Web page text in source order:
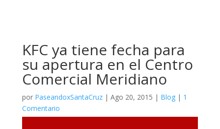
KFC ya tiene fecha para
su apertura en el Centro
Comercial Meridiano
por PaseandoxSantaCruz| Ago 20, 2015 | Blog| 1
Comentario